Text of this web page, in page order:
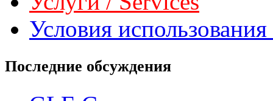
Условия
Последние обсуждения